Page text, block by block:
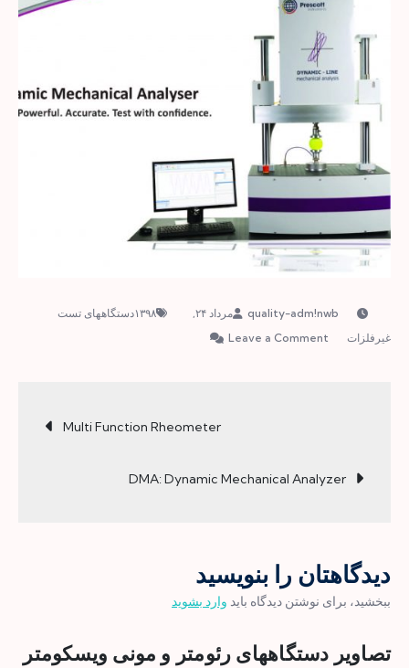
مرداد ۲۴, ۱۳۹۸
دستگاههای تست
غیرفلزات
Leave a Comment
on
مواد
DMA
نوشته‌ها
Multi Function Rheometer
DMA: Dynamic Mechanical Analyzer
دیدگاهتان را بنویسید
ببخشید، برای نوشتن دیدگاه باید وارد بشوید
تصاویر دستگاههای رئومتر و مونی ویسکومتر